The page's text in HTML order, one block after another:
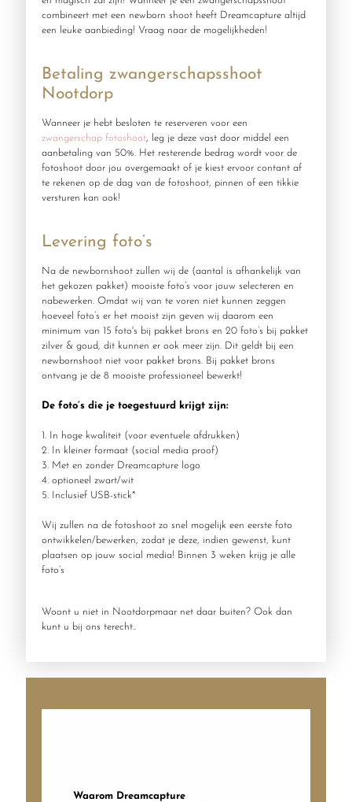
combineert met een newborn shoot heeft Dreamcapture altijd
een leuke aanbieding! Vraag naar de mogelijkheden!
Betaling zwangerschapsshoot
Nootdorp
Wanneer je hebt besloten te reserveren voor een
zwangerschap fotoshoot, leg je deze vast door middel een
aanbetaling van 50%. Het resterende bedrag wordt voor de
fotoshoot door jou overgemaakt of je kiest ervoor contant af
te rekenen op de dag van de fotoshoot, pinnen of een tikkie
versturen kan ook!
Levering foto’s
Na de newbornshoot zullen wij de (aantal is afhankelijk van
het gekozen pakket) mooiste foto’s voor jouw selecteren en
nabewerken. Omdat wij van te voren niet kunnen zeggen
hoeveel foto’s er het mooist zijn geven wij daarom een
minimum van 15 foto's bij pakket brons en 20 foto’s bij pakket
zilver & goud, dit kunnen er ook meer zijn. Dit geldt bij een
newbornshoot niet voor pakket brons. Bij pakket brons
ontvang je de 8 mooiste professioneel bewerkt!
De foto’s die je toegestuurd krijgt zijn:
1. In hoge kwaliteit (voor eventuele afdrukken)
2. In kleiner formaat (social media proof)
3. Met en zonder Dreamcapture logo
4. optioneel zwart/wit
5. Inclusief USB-stick*
Wij zullen na de fotoshoot zo snel mogelijk een eerste foto
ontwikkelen/bewerken, zodat je deze, indien gewenst, kunt
plaatsen op jouw social media! Binnen 3 weken krijg je alle
foto’s
Woont u niet in Nootdorpmaar net daar buiten? Ook dan
kunt u bij ons terecht..
Waarom Dreamcapture